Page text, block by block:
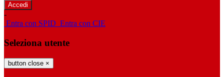
-
Entra con SPID Entra con CIE
Seleziona utente
button close ×